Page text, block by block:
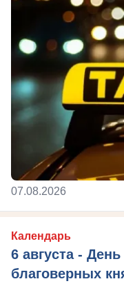
07.08.2026
Календарь
6 августа -
благоверных